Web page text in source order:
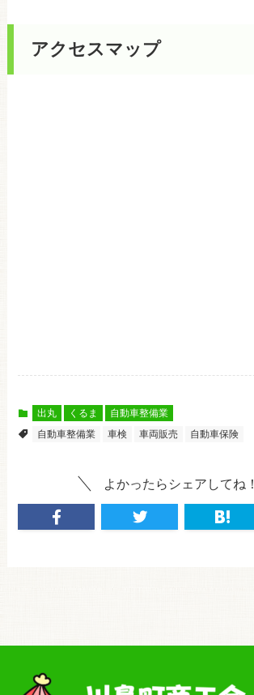
アクセスマップ
出丸 くるま
自動車整備業
自動車整備業
車検 車両販売 自動車保険
よかったらシェアしてね！